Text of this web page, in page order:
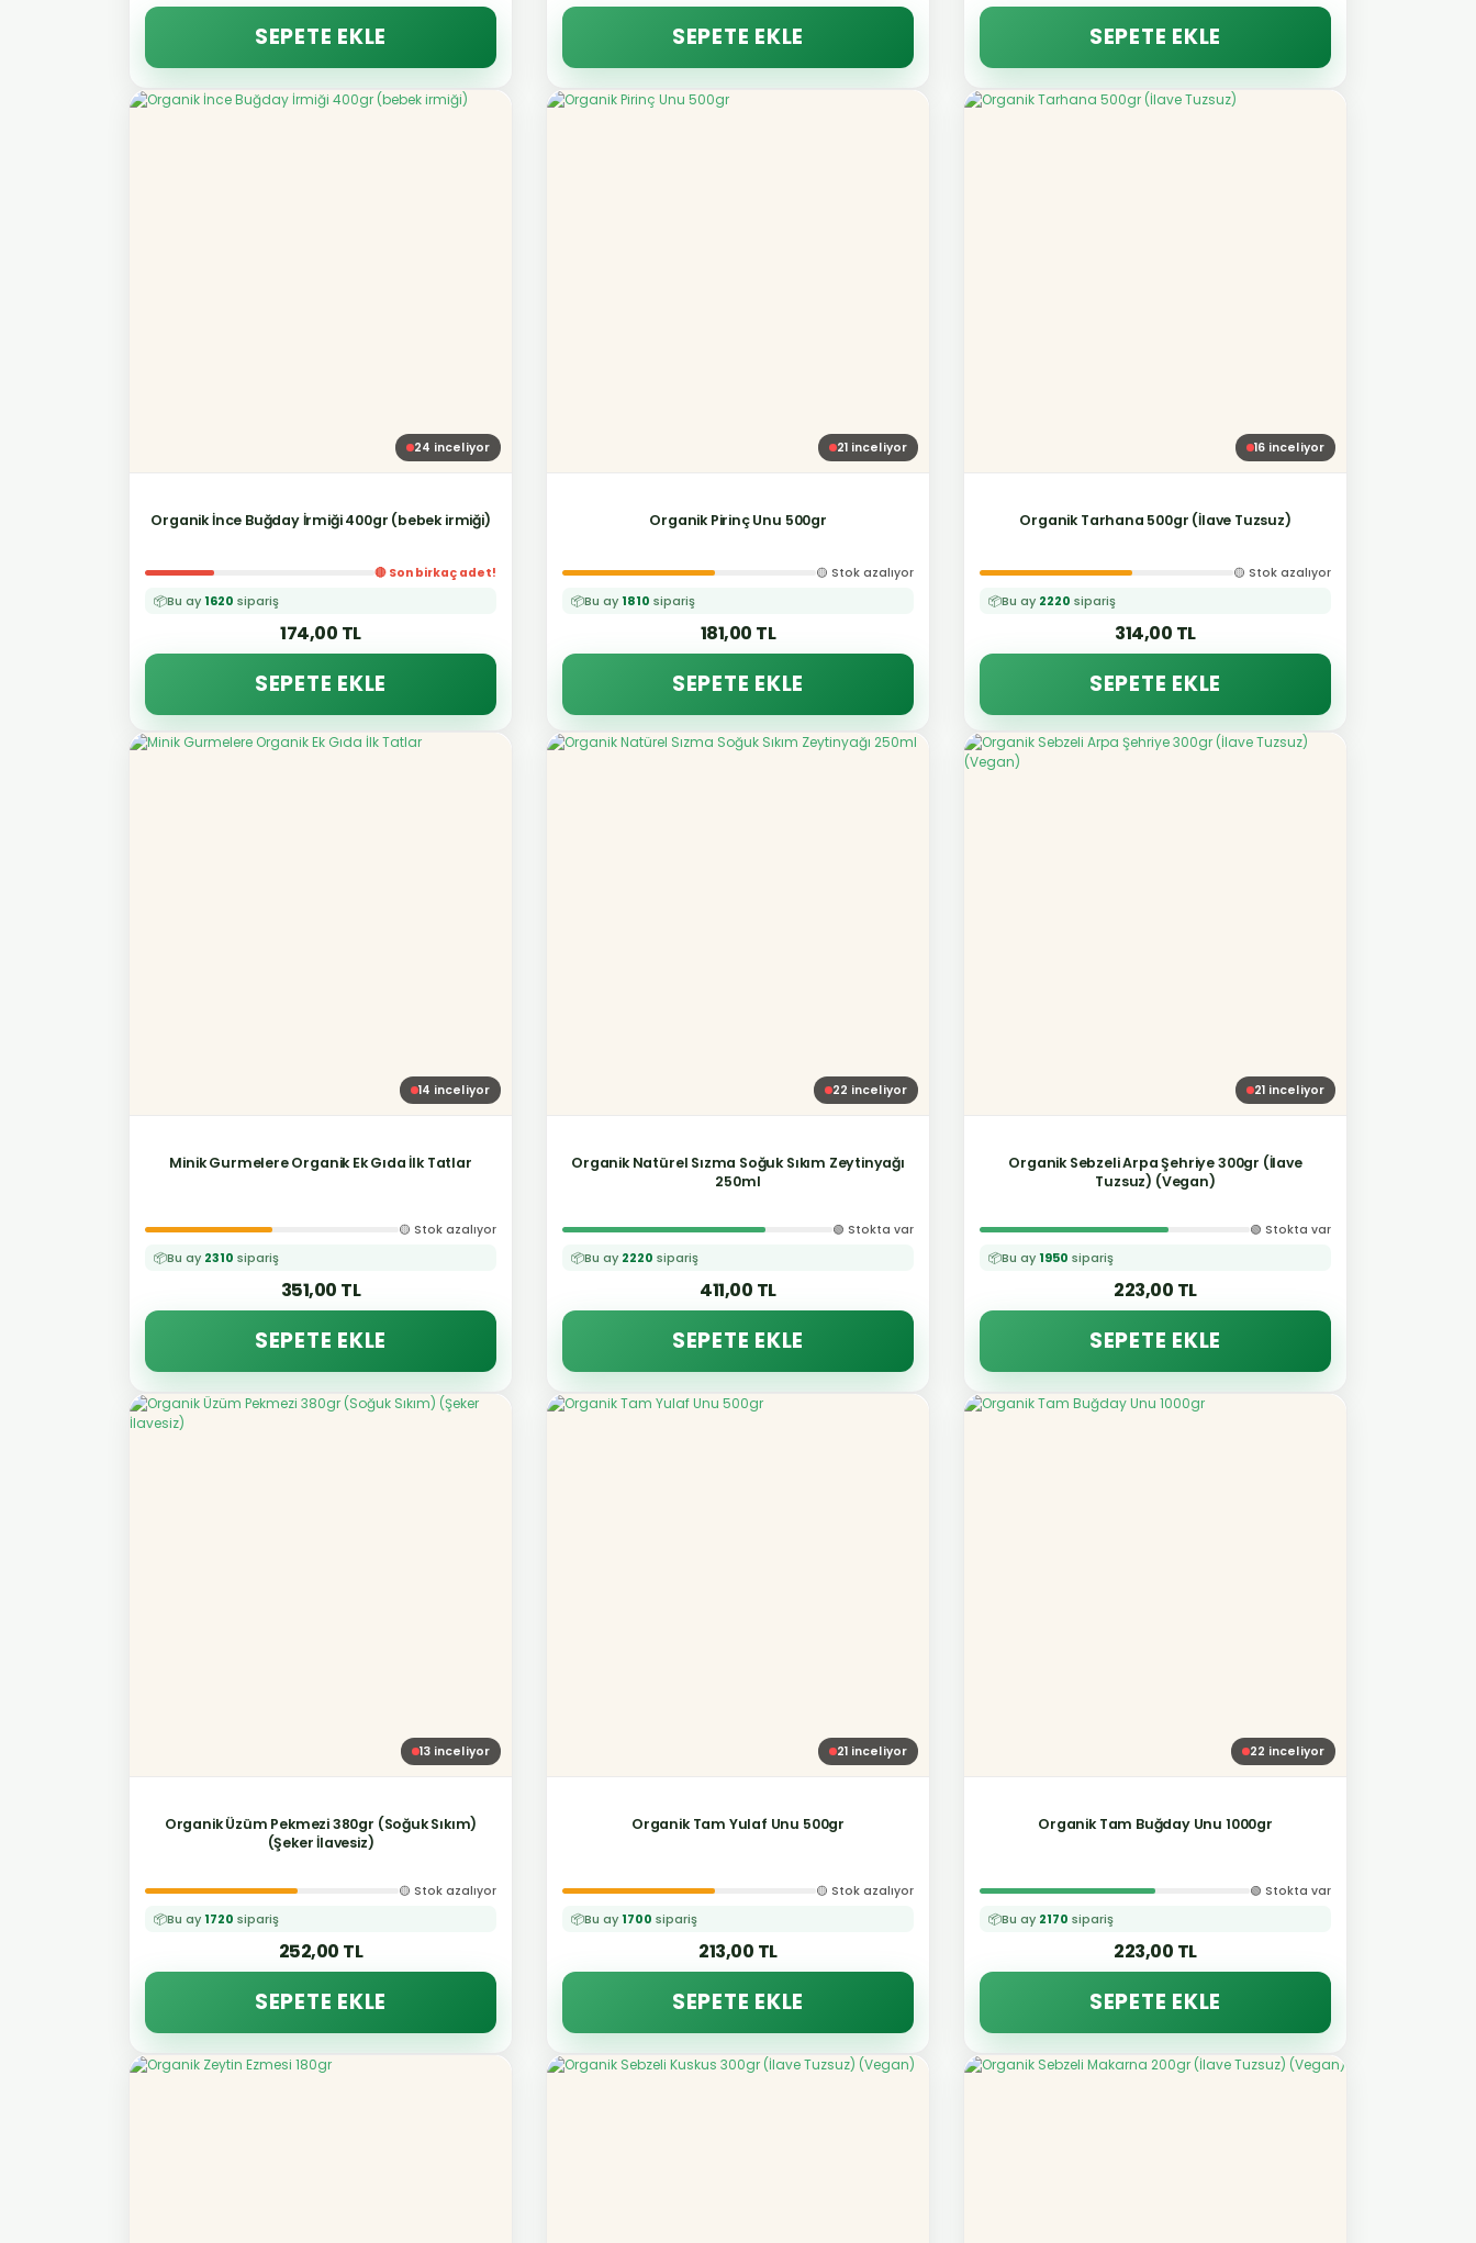
SEPETE EKLE SEPETE EKLE SEPETE EKLE
24 inceliyor
Organik İnce Buğday İrmiği 400gr (bebek irmiği)
📦Bu ay 1620 sipariş
174,00 TL
🔴 Son birkaç adet!
SEPETE EKLE
21inceliyor
Organik Pirinç Unu 500gr
📦Bu ay 1810 sipariş
181,00 TL
🟡 Stok azalıyor
SEPETE EKLE
16inceliyor
Organik Tarhana 500gr (İlave Tuzsuz)
📦Bu ay 2220 sipariş
314,00 TL
🟡 Stok azalıyor
SEPETE EKLE
14 inceliyor
Minik Gurmelere Organik Ek Gıda İlk Tatlar
📦Bu ay 2310 sipariş
351,00 TL
🟡 Stok azalıyor
SEPETE EKLE
22 inceliyor
Organik Natürel Sızma Soğuk Sıkım Zeytinyağı
250ml
📦Bu ay 2220 sipariş
411,00 TL
🟢 Stokta var
SEPETE EKLE
21inceliyor
Organik Sebzeli Arpa Şehriye 300gr (İlave
Tuzsuz) (Vegan)
📦Bu ay 1950 sipariş
223,00 TL
🟢 Stokta var
SEPETE EKLE
13inceliyor
Organik Üzüm Pekmezi 380gr (Soğuk Sıkım)
(Şeker İlavesiz)
📦Bu ay 1720 sipariş
252,00 TL
🟡 Stok azalıyor
SEPETE EKLE
21inceliyor
Organik Tam Yulaf Unu 500gr
📦Bu ay 1700 sipariş
213,00 TL
🟡 Stok azalıyor
SEPETE EKLE
22 inceliyor
Organik Tam Buğday Unu 1000gr
📦Bu ay 2170 sipariş
223,00 TL
🟢 Stokta var
SEPETE EKLE